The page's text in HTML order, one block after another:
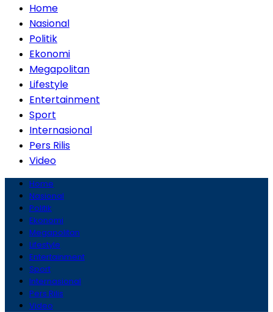
Home
Nasional
Politik
Ekonomi
Megapolitan
Lifestyle
Entertainment
Sport
Internasional
Pers Rilis
Video
Home
Nasional
Politik
Ekonomi
Megapolitan
Lifestyle
Entertainment
Sport
Internasional
Pers Rilis
Video